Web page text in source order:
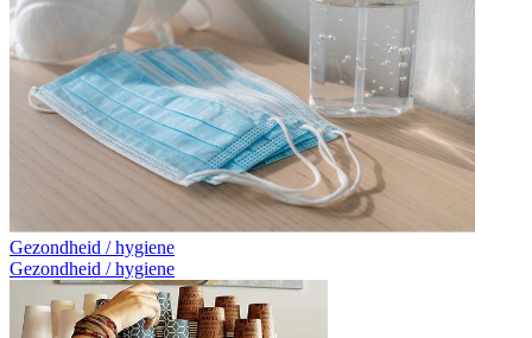
Gezondheid / hygiene
Gezondheid / hygiene